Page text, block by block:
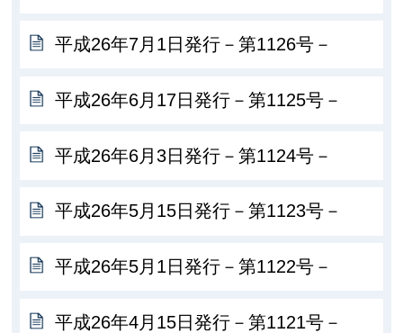
平成26年7月1日発行－第1126号－
平成26年6月17日発行－第1125号－
平成26年6月3日発行－第1124号－
平成26年5月15日発行－第1123号－
平成26年5月1日発行－第1122号－
平成26年4月15日発行－第1121号－